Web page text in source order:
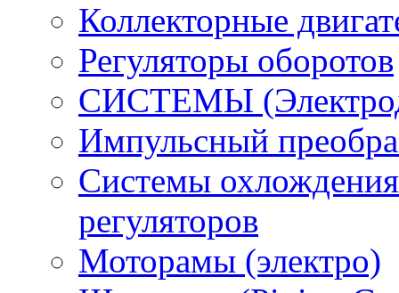
Коллекторные
Регуляторы оборотов
СИСТЕМЫ
Импульсный
Системы охлождения
регуляторов
Моторамы (электро)